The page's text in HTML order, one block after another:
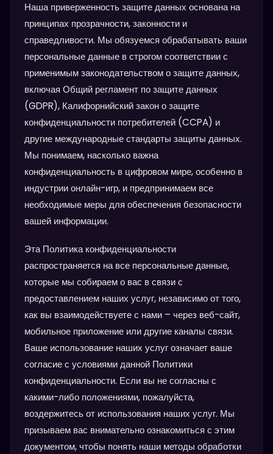
Наша приверженность защите данных основана на
принципах прозрачности, законности и
справедливости. Мы обязуемся обрабатывать ваши
персональные данные в строгом соответствии с
применимым законодательством о защите данных,
включая Общий регламент по защите данных
(GDPR), Калифорнийский закон о защите
конфиденциальности потребителей (CCPA) и
другие международные стандарты защиты данных.
Мы понимаем, насколько важна
конфиденциальность в цифровом мире, особенно в
индустрии онлайн-игр, и предпринимаем все
необходимые меры для обеспечения безопасности
вашей информации.
Эта Политика конфиденциальности
распространяется на все персональные данные,
которые мы собираем о вас в связи с
предоставлением наших услуг, независимо от того,
как вы взаимодействуете с нами – через веб-сайт,
мобильное приложение или другие каналы связи.
Ваше использование наших услуг означает ваше
согласие с условиями данной Политики
конфиденциальности. Если вы не согласны с
какими-либо положениями, пожалуйста,
воздержитесь от использования наших услуг. Мы
призываем вас внимательно ознакомиться с этим
документом, чтобы понять наши методы обработки